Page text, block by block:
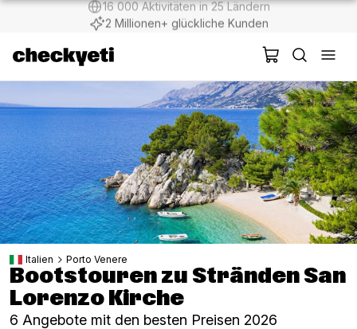
2 Millionen+ glückliche Kunden
Italien Porto Venere
Bootstouren zu Stränden San
Lorenzo Kirche
6 Angebote mit den besten Preisen 2026